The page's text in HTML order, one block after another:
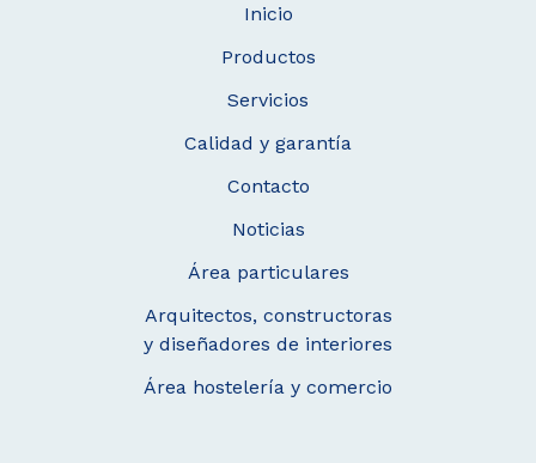
Inicio
Productos
Servicios
Calidad y garantía
Contacto
Noticias
Área particulares
Arquitectos, constructoras
y diseñadores de interiores
Área hostelería y comercio